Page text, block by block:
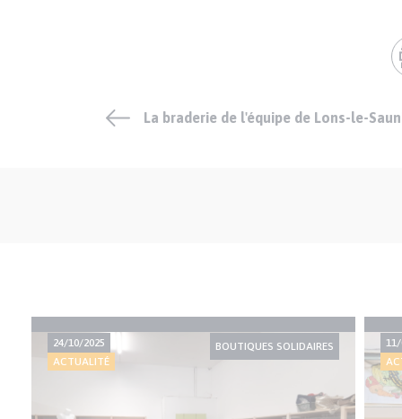
La braderie de l'équipe de Lons-le-
24/10/2025
ACTUALITÉ
BOUTIQUES SOLIDAIRES